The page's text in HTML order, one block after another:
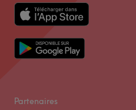
Partenaires